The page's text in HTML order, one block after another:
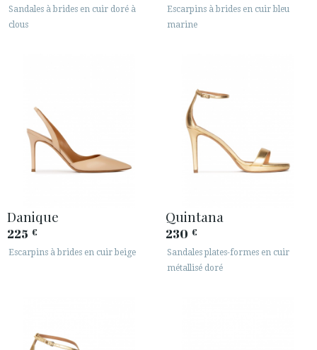
Sandales à brides en cuir doré à
clous
Escarpins à brides en cuir bleu
marine
Danique
225 €
Escarpins à brides en cuir beige
Quintana
230 €
Sandales plates-formes en cuir
métallisé doré